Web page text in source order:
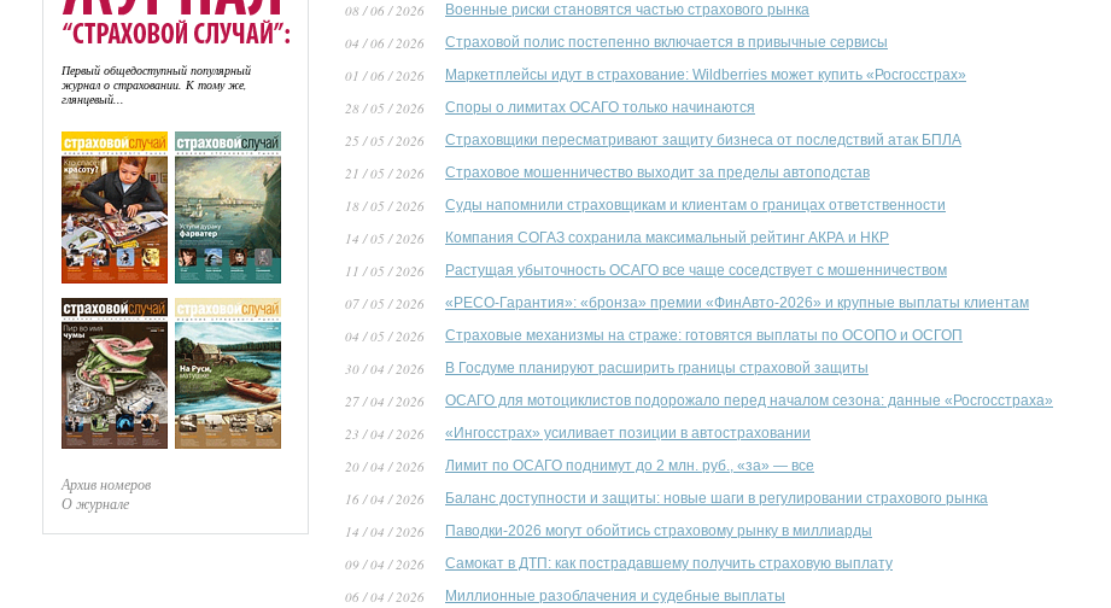
Первый общедоступный популярный
журнал о страховании. К тому же,
глянцевый...
Архив номеров
О журнале
08 / 06 / 2026 Военные риски становятся частью страхового рынка
04 / 06 / 2026 Страховой полис постепенно включается в привычные сервисы
01 / 06 / 2026 Маркетплейсы идут в страхование: Wildberries может купить «Росгосстрах»
28 / 05 / 2026 Споры о лимитах ОСАГО только начинаются
25 / 05 / 2026 Страховщики пересматривают защиту бизнеса от последствий атак БПЛА
21 / 05 / 2026 Страховое мошенничество выходит за пределы автоподстав
18 / 05 / 2026 Суды напомнили страховщикам и клиентам о границах ответственности
14 / 05 / 2026 Компания СОГАЗ сохранила максимальный рейтинг АКРА и НКР
11 / 05 / 2026 Растущая убыточность ОСАГО все чаще соседствует с мошенничеством
07 / 05 / 2026 «РЕСО-Гарантия»: «бронза» премии «ФинАвто-2026» и крупные выплаты клиентам
04 / 05 / 2026 Страховые механизмы на страже: готовятся выплаты по ОСОПО и ОСГОП
30 / 04 / 2026 В Госдуме планируют расширить границы страховой защиты
27 / 04 / 2026 ОСАГО для мотоциклистов подорожало перед началом сезона: данные «Росгосстраха»
23 / 04 / 2026 «Ингосстрах» усиливает позиции в автостраховании
20 / 04 / 2026 Лимит по ОСАГО поднимут до 2 млн. руб., «за» — все
16 / 04 / 2026 Баланс доступности и защиты: новые шаги в регулировании страхового рынка
14 / 04 / 2026 Паводки-2026 могут обойтись страховому рынку в миллиарды
09 / 04 / 2026 Самокат в ДТП: как пострадавшему получить страховую выплату
06 / 04 / 2026 Миллионные разоблачения и судебные выплаты